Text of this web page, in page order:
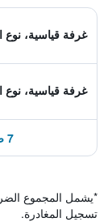
غرفة قياسية،
غرفة قياسية،
7 صفقات إضافية ابتداءً من 217 ﷼
*يشمل المجموع
تسجيل المغادرة.